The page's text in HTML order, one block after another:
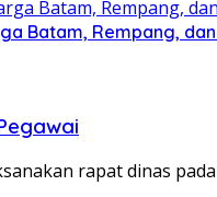
Batam, Rempang,
rapat dinas